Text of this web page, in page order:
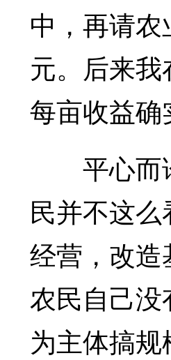
中，再请
元。后来
每亩收益
平心而论
民并不这
经营，改
农民自己
为主体搞